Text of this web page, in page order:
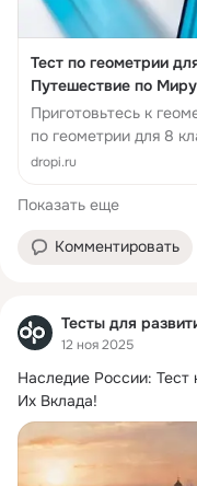
Тест по геометрии
Путешествие по
Приготовьтесь к
по геометрии для 8
dropi.ru
Показать еще
Комментировать
Тесты для
12 ноя 2025
Наследие России: Тест
Их Вклада!